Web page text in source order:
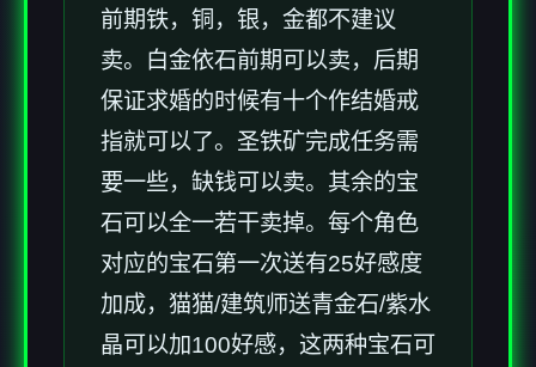
前期铁，铜，银，金都不建议
卖。白金依石前期可以卖，后期
保证求婚的时候有十个作结婚戒
指就可以了。圣铁矿完成任务需
要一些，缺钱可以卖。其余的宝
石可以全一若干卖掉。每个角色
对应的宝石第一次送有25好感度
加成，猫猫/建筑师送青金石/紫水
晶可以加100好感，这两种宝石可